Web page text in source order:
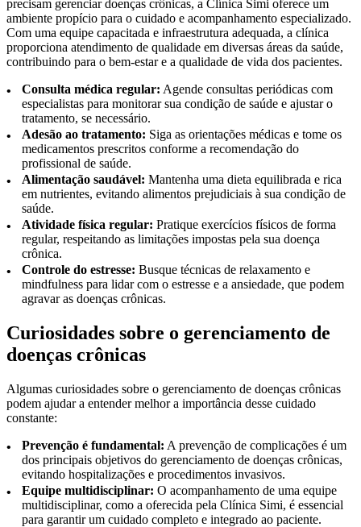
precisam gerenciar doenças crônicas, a Clínica Simi oferece um
ambiente propício para o cuidado e acompanhamento especializado.
Com uma equipe capacitada e infraestrutura adequada, a clínica
proporciona atendimento de qualidade em diversas áreas da saúde,
contribuindo para o bem-estar e a qualidade de vida dos pacientes.
Consulta médica regular: Agende consultas periódicas com
especialistas para monitorar sua condição de saúde e ajustar o
tratamento, se necessário.
Adesão ao tratamento: Siga as orientações médicas e tome os
medicamentos prescritos conforme a recomendação do
profissional de saúde.
Alimentação saudável: Mantenha uma dieta equilibrada e rica
em nutrientes, evitando alimentos prejudiciais à sua condição de
saúde.
Atividade física regular: Pratique exercícios físicos de forma
regular, respeitando as limitações impostas pela sua doença
crônica.
Controle do estresse: Busque técnicas de relaxamento e
mindfulness para lidar com o estresse e a ansiedade, que podem
agravar as doenças crônicas.
Curiosidades sobre o gerenciamento de
doenças crônicas
Algumas curiosidades sobre o gerenciamento de doenças crônicas
podem ajudar a entender melhor a importância desse cuidado
constante:
Prevenção é fundamental: A prevenção de complicações é um
dos principais objetivos do gerenciamento de doenças crônicas,
evitando hospitalizações e procedimentos invasivos.
Equipe multidisciplinar: O acompanhamento de uma equipe
multidisciplinar, como a oferecida pela Clínica Simi, é essencial
para garantir um cuidado completo e integrado ao paciente.